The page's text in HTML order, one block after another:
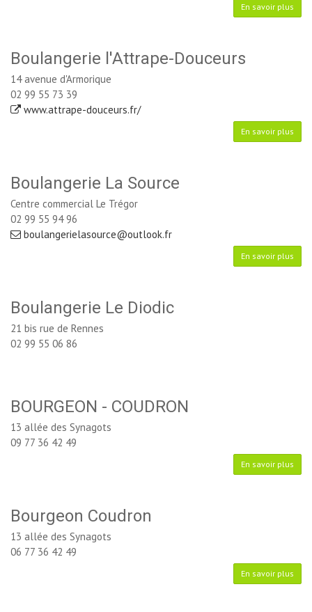
En savoir plus
Boulangerie l'Attrape-Douceurs
14 avenue d'Armorique
02 99 55 73 39
www.attrape-douceurs.fr/
En savoir plus
Boulangerie La Source
Centre commercial Le Trégor
02 99 55 94 96
boulangerielasource@outlook.fr
En savoir plus
Boulangerie Le Diodic
21 bis rue de Rennes
02 99 55 06 86
BOURGEON - COUDRON
13 allée des Synagots
09 77 36 42 49
En savoir plus
Bourgeon Coudron
13 allée des Synagots
06 77 36 42 49
En savoir plus